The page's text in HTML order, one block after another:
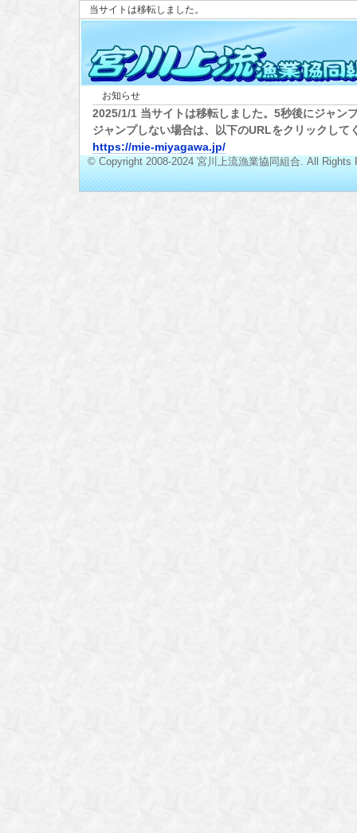
当サイトは移転しました。
お知らせ
2025/1/1 当サイトは移転しました。5秒後にジャン
ジャンプしない場合は、以下のURLをクリックして
https://mie-miyagawa.jp/
© Copyright 2008-2024 宮川上流漁業協同組合. All Rights